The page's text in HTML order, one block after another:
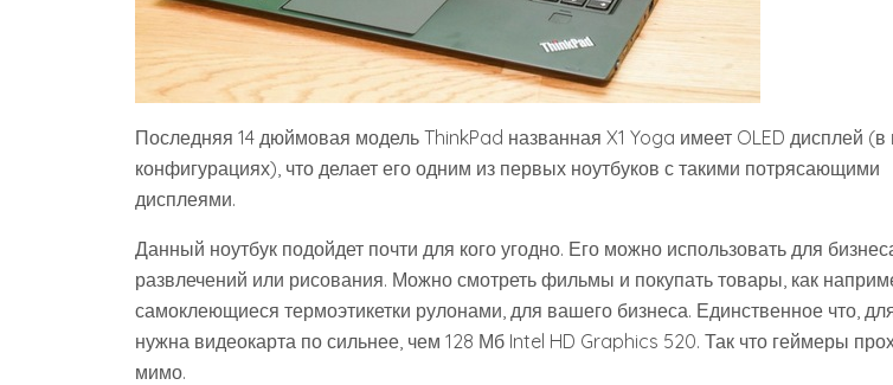
Последняя 14 дюймовая модель ThinkPad названная X1 Yoga имеет OLED дисплей
конфигурациях), что делает его одним из первых ноутбуков с такими потрясающими
дисплеями.
Данный ноутбук подойдет почти для кого угодно. Его можно использовать для
развлечений или рисования. Можно смотреть фильмы и покупать товары, как
самоклеющиеся термоэтикетки рулонами, для вашего бизнеса. Единственное что,
нужна видеокарта по сильнее, чем 128 Мб Intel HD Graphics 520. Так что геймеры
мимо.